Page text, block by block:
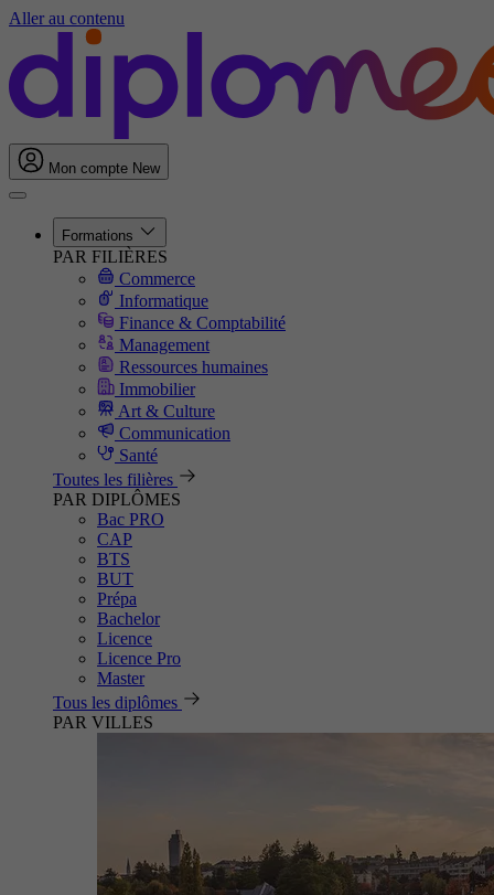
Aller au contenu
Mon compte New
Formations
PAR FILIÈRES
Commerce
Informatique
Finance & Comptabilité
Management
Ressources humaines
Immobilier
Art & Culture
Communication
Santé
Toutes les filières
PAR DIPLÔMES
Bac PRO
CAP
BTS
BUT
Prépa
Bachelor
Licence
Licence Pro
Master
Tous les diplômes
PAR VILLES